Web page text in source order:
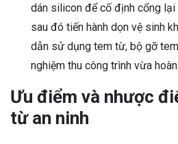
dán silicon để cố định cổng
sau đó tiến hành dọn vệ sinh
dẫn sử dụng tem từ, bộ gỡ
nghiệm thu công trình vừa
Ưu điểm và nhược
từ an ninh